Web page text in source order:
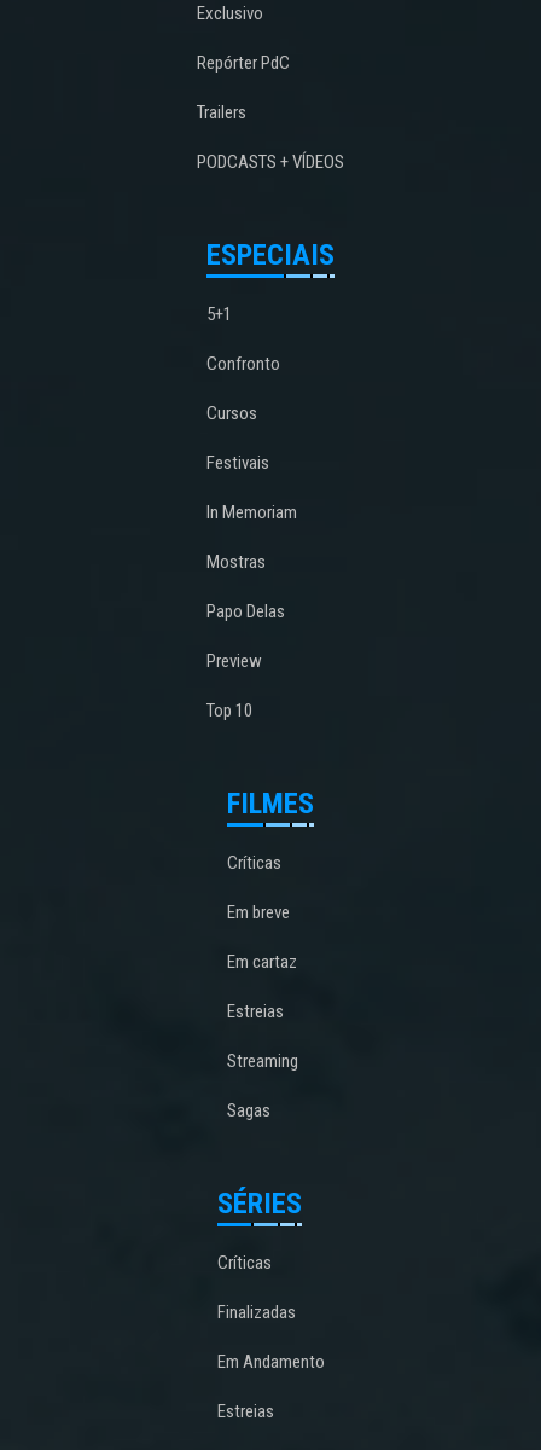
Exclusivo
Repórter PdC
Trailers
PODCASTS + VÍDEOS
ESPECIAIS
5+1
Confronto
Cursos
Festivais
In Memoriam
Mostras
Papo Delas
Preview
Top 10
FILMES
Críticas
Em breve
Em cartaz
Estreias
Streaming
Sagas
SÉRIES
Críticas
Finalizadas
Em Andamento
Estreias